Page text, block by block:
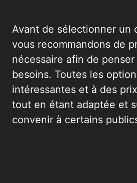
Avant de sélectionner un
vous recommandons de
nécessaire afin de
besoins. Toutes les
intéressantes et à des
tout en étant adaptée et
convenir à certains